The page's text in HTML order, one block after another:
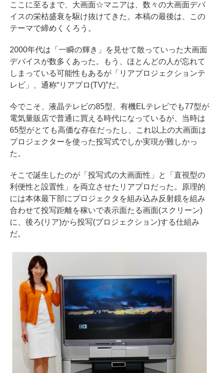
ここに至るまで、大画面☆マニアは、数々の大画面デバ
イスの栄枯盛衰を駆け抜けてきた。本稿の最後は、この
テーマで締めくくろう。
2000年代は「一瞬の輝き」を見せて散っていった大画面
デバイスが数多くあった。もう、ほとんどの人が忘れて
しまっている可能性もあるが「リアプロジェクションテ
レビ」、通称“リアプロ(TV)”だ。
今でこそ、液晶テレビの85型、有機ELテレビでも77型が
電気量販店で普通に買える時代になっているが、当時は
65型がとても高価な存在だったし、これ以上の大画面は
プロジェクターを使った投写式でしか実現が難しかっ
た。
そこで誕生したのが「投写式の大画面性」と「直視型の
利便性と設置性」を両立させたリアプロだった。原理的
には本体最下部にプロジェクタを組み込み反射鏡を組み
合わせて投写距離を稼いで表示面たる画面(スクリーン)
に、後ろ(リア)から投写(プロジェクション)する仕組み
だ。